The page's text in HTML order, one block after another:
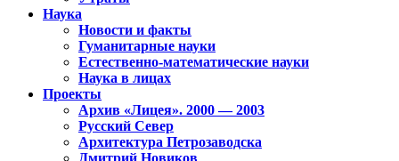
Наука
Новости и факты
Гуманитарные науки
Естественно-математические науки
Наука в лицах
Проекты
Архив «Лицея». 2000 — 2003
Русский Север
Архитектура Петрозаводска